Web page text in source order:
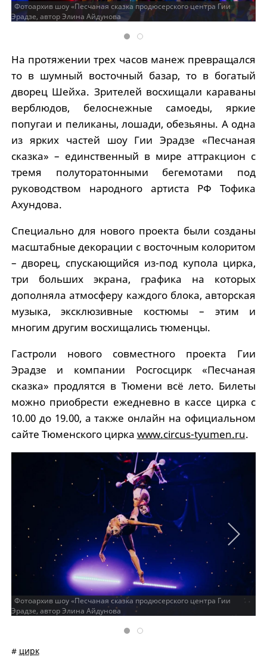
Фотоархив шоу «Песчаная сказка продюсерского центра Гии
Эрадзе, автор Элина Айдунова
На протяжении трех часов манеж превращался
то в шумный восточный базар, то в богатый
дворец Шейха. Зрителей восхищали караваны
верблюдов, белоснежные самоеды, яркие
попугаи и пеликаны, лошади, обезьяны. А одна
из ярких частей шоу Гии Эрадзе «Песчаная
сказка» – единственный в мире аттракцион с
тремя полуторатонными бегемотами под
руководством народного артиста РФ Тофика
Ахундова.
Специально для нового проекта были созданы
масштабные декорации с восточным колоритом
– дворец, спускающийся из-под купола цирка,
три больших экрана, графика на которых
дополняла атмосферу каждого блока, авторская
музыка, эксклюзивные костюмы – этим и
многим другим восхищались тюменцы.
Гастроли нового совместного проекта Гии
Эрадзе и компании Росгосцирк «Песчаная
сказка» продлятся в Тюмени всё лето. Билеты
можно приобрести ежедневно в кассе цирка с
10.00 до 19.00, а также онлайн на официальном
сайте Тюменского цирка www.circus-tyumen.ru.
Фотоархив шоу «Песчаная сказка продюсерского центра Гии
Эрадзе, автор Элина Айдунова
# цирк